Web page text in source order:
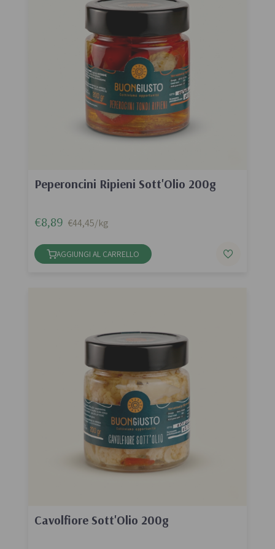
Peperoncini Ripieni Sott'Olio 200g
€8,89 €44,45/kg
AGGIUNGI AL CARRELLO
Cavolfiore Sott'Olio 200g